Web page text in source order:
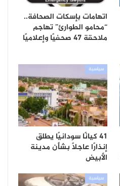
اتهامات بإسكات الصحافة..
“محامو الطوارئ” تهاجم
ملاحقة 47 صحفيًا وإعلاميًا
سياسية
41 كيانًا سودانيًا يطلق
إنذارًا عاجلًا بشأن مدينة
الأبيض
سياسية